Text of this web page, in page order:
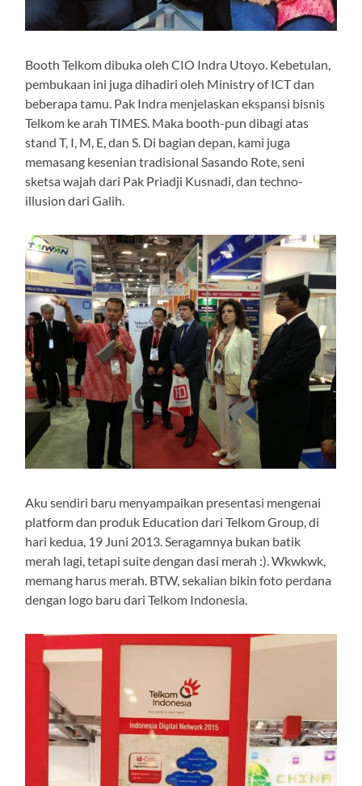
Booth Telkom dibuka oleh CIO Indra Utoyo. Kebetulan,
pembukaan ini juga dihadiri oleh Ministry of ICT dan
beberapa tamu. Pak Indra menjelaskan ekspansi bisnis
Telkom ke arah TIMES. Maka booth-pun dibagi atas
stand T, I, M, E, dan S. Di bagian depan, kami juga
memasang kesenian tradisional Sasando Rote, seni
sketsa wajah dari Pak Priadji Kusnadi, dan techno-
illusion dari Galih.
Aku sendiri baru menyampaikan presentasi mengenai
platform dan produk Education dari Telkom Group, di
hari kedua, 19 Juni 2013. Seragamnya bukan batik
merah lagi, tetapi suite dengan dasi merah :). Wkwkwk,
memang harus merah. BTW, sekalian bikin foto perdana
dengan logo baru dari Telkom Indonesia.